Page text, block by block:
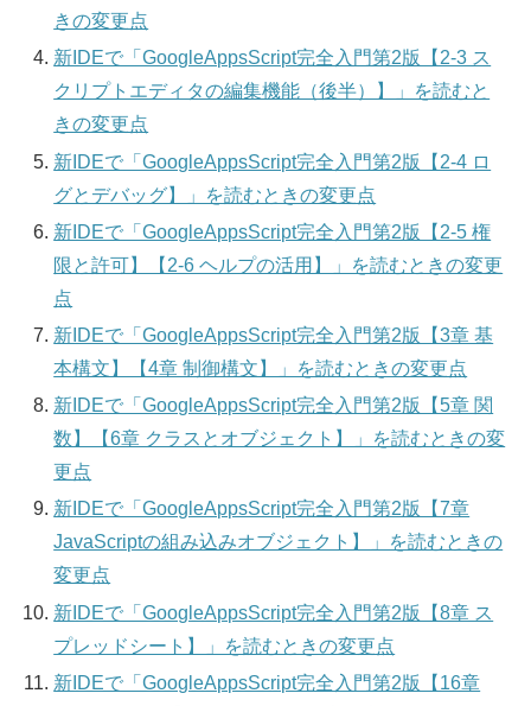
きの変更点
新IDEで「GoogleAppsScript完全入門第2版【2-3 ス
クリプトエディタの編集機能（後半）】」を読むと
きの変更点
新IDEで「GoogleAppsScript完全入門第2版【2-4 ロ
グとデバッグ】」を読むときの変更点
新IDEで「GoogleAppsScript完全入門第2版【2-5 権
限と許可】【2-6 ヘルプの活用】」を読むときの変更
点
新IDEで「GoogleAppsScript完全入門第2版【3章 基
本構文】【4章 制御構文】」を読むときの変更点
新IDEで「GoogleAppsScript完全入門第2版【5章 関
数】【6章 クラスとオブジェクト】」を読むときの変
更点
新IDEで「GoogleAppsScript完全入門第2版【7章
JavaScriptの組み込みオブジェクト】」を読むときの
変更点
新IDEで「GoogleAppsScript完全入門第2版【8章 ス
プレッドシート】」を読むときの変更点
新IDEで「GoogleAppsScript完全入門第2版【16章